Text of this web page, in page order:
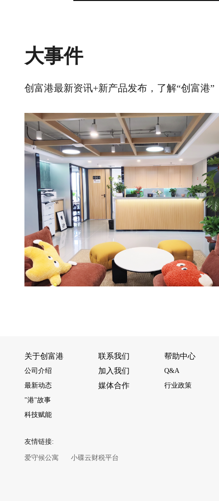
大事件
创富港最新资讯+新产品发布，了解“创富港
关于创富港
公司介绍
最新动态
"港"故事
科技赋能
联系我们
加入我们
媒体合作
帮助中心
Q&A
行业政策
友情链接:
爱守候公寓 小碟云财税平台